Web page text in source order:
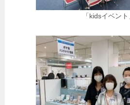
「kidsイベント